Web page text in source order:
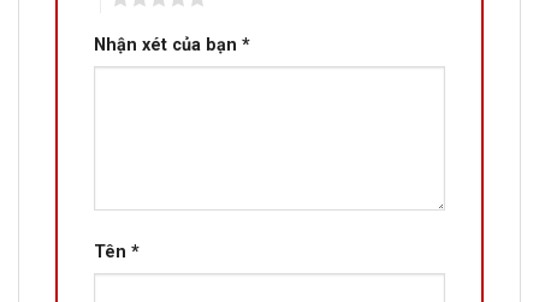
Nhận xét của bạn *
Tên *